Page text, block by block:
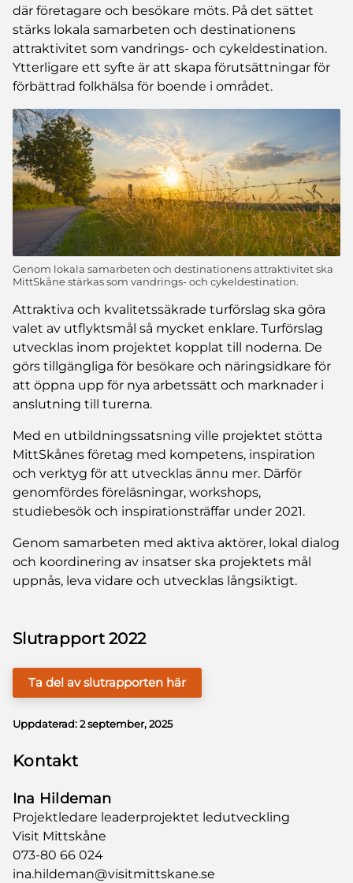
där företagare och besökare möts. På det sättet
stärks lokala samarbeten och destinationens
attraktivitet som vandrings- och cykeldestination.
Ytterligare ett syfte är att skapa förutsättningar för
förbättrad folkhälsa för boende i området.
Genom lokala samarbeten och destinationens attraktivitet ska
MittSkåne stärkas som vandrings- och cykeldestination.
Attraktiva och kvalitetssäkrade turförslag ska göra
valet av utflyktsmål så mycket enklare. Turförslag
utvecklas inom projektet kopplat till noderna. De
görs tillgängliga för besökare och näringsidkare för
att öppna upp för nya arbetssätt och marknader i
anslutning till turerna.
Med en utbildningssatsning ville projektet stötta
MittSkånes företag med kompetens, inspiration
och verktyg för att utvecklas ännu mer. Därför
genomfördes föreläsningar, workshops,
studiebesök och inspirationsträffar under 2021.
Genom samarbeten med aktiva aktörer, lokal dialog
och koordinering av insatser ska projektets mål
uppnås, leva vidare och utvecklas långsiktigt.
Slutrapport 2022
Ta del av slutrapporten här
Uppdaterad:2 september, 2025
Kontakt
Ina Hildeman
Projektledare leaderprojektet ledutveckling
Visit Mittskåne
073-80 66 024
ina.hildeman@visitmittskane.se